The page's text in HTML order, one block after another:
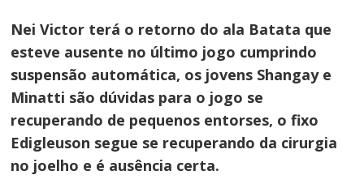
Nei Victor terá o retorno do ala Batata que
esteve ausente no último jogo cumprindo
suspensão automática, os jovens Shangay e
Minatti são dúvidas para o jogo se
recuperando de pequenos entorses, o fixo
Edigleuson segue se recuperando da cirurgia
no joelho e é ausência certa.